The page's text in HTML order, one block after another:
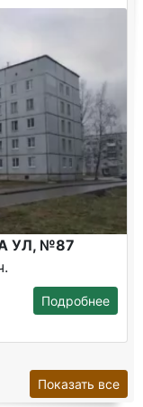
УЛ, №87
Подробнее
Показать все